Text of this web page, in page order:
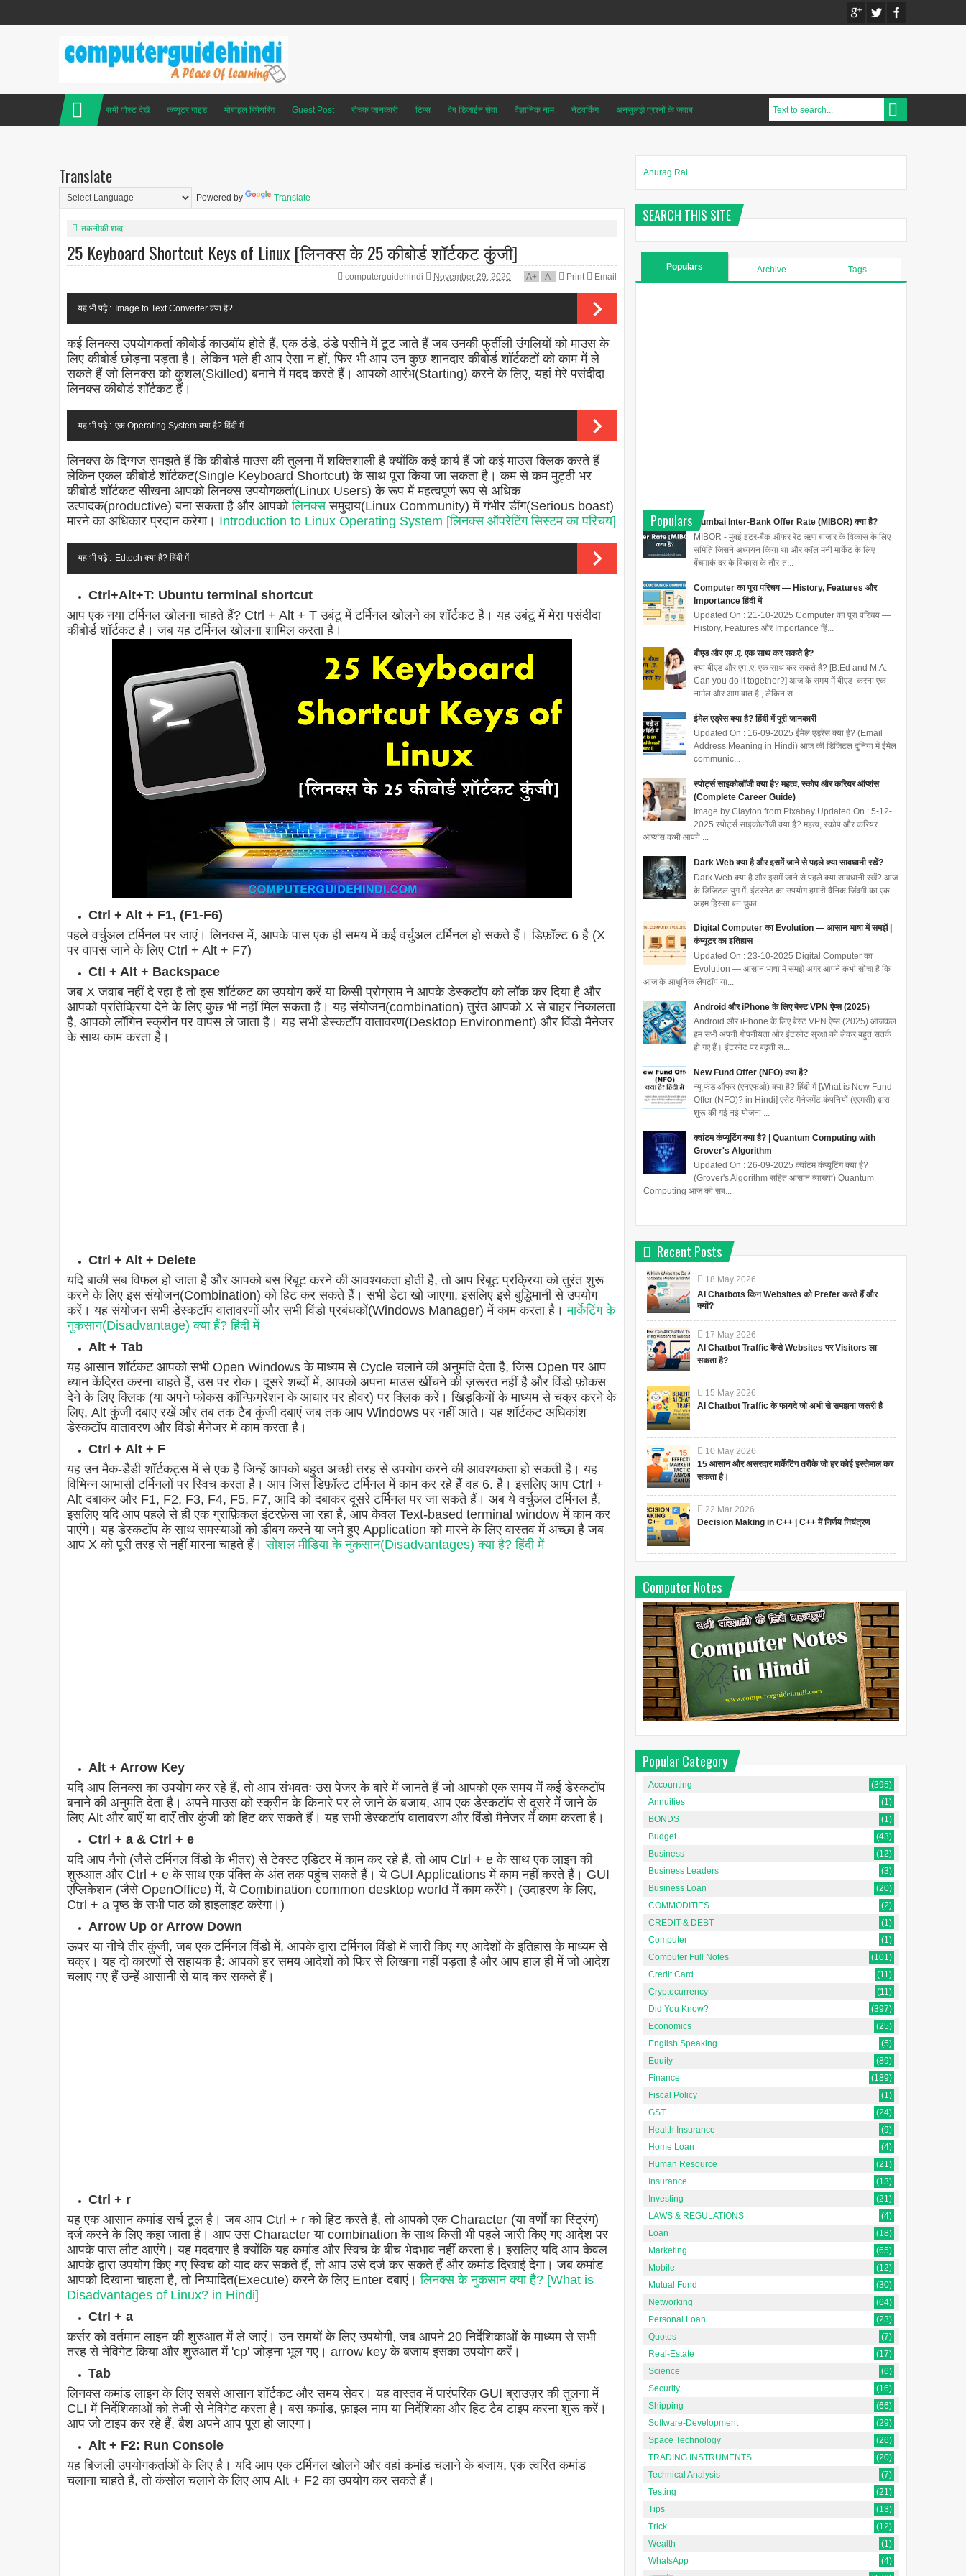
सभी पोस्ट देखें कंप्यूटर गाइड मोबाइल रिपेयरिंग Guest Post रोचक जानकारी टिप्स वेब डिजाईन सेवा वैज्ञानिक नाम नेटवर्किंग अनसुलझे प्रश्नों के जवाब
Translate
Powered by Translate
तकनीकी शब्द
25 Keyboard Shortcut Keys of Linux [लिनक्स के 25 कीबोर्ड शॉर्टकट कुंजी]
computerguidehindi November 29, 2020 A+ A- Print Email
यह भी पढ़े : Image to Text Converter क्या है?
कई लिनक्स उपयोगकर्ता कीबोर्ड काउबॉय होते हैं, एक ठंडे, ठंडे पसीने में टूट जाते हैं जब उनकी फुर्तीली उंगलियों को माउस के
लिए कीबोर्ड छोड़ना पड़ता है। लेकिन भले ही आप ऐसा न हों, फिर भी आप उन कुछ शानदार कीबोर्ड शॉर्टकटों को काम में ले
सकते हैं जो लिनक्स को कुशल(Skilled) बनाने में मदद करते हैं। आपको आरंभ(Starting) करने के लिए, यहां मेरे पसंदीदा
लिनक्स कीबोर्ड शॉर्टकट हैं।
यह भी पढ़े : एक Operating System क्या है? हिंदी में
लिनक्स के दिग्गज समझते हैं कि कीबोर्ड माउस की तुलना में शक्तिशाली है क्योंकि कई कार्य हैं जो कई माउस क्लिक करते हैं
लेकिन एकल कीबोर्ड शॉर्टकट(Single Keyboard Shortcut) के साथ पूरा किया जा सकता है। कम से कम मुट्ठी भर
कीबोर्ड शॉर्टकट सीखना आपको लिनक्स उपयोगकर्ता(Linux Users) के रूप में महत्वपूर्ण रूप से अधिक
उत्पादक(productive) बना सकता है और आपकोलिनक्ससमुदाय(Linux Community) में गंभीर डींग(Serious boast)
मारने का अधिकार प्रदान करेगा। Introduction to Linux Operating System [लिनक्स ऑपरेटिंग सिस्टम का परिचय]
यह भी पढ़े : Edtech क्या है? हिंदी में
Ctrl+Alt+T: Ubuntu terminal shortcut
आप एक नया टर्मिनल खोलना चाहते हैं? Ctrl + Alt + T उबंटू में टर्मिनल खोलने का शॉर्टकट है। यह उबंटू में मेरा पसंदीदा
कीबोर्ड शॉर्टकट है। जब यह टर्मिनल खोलना शामिल करता है।
Ctrl + Alt + F1, (F1-F6)
पहले वर्चुअल टर्मिनल पर जाएं। लिनक्स में, आपके पास एक ही समय में कई वर्चुअल टर्मिनल हो सकते हैं। डिफ़ॉल्ट 6 है (X
पर वापस जाने के लिए Ctrl + Alt + F7)
Ctl + Alt + Backspace
जब X जवाब नहीं दे रहा है तो इस शॉर्टकट का उपयोग करें या किसी प्रोग्राम ने आपके डेस्कटॉप को लॉक कर दिया है और
आपको प्रतिक्रिया देने के लिए कुछ भी नहीं मिल सकता है। यह संयोजन(combination) तुरंत आपको X से बाहर निकालता
है, आपको लॉगिन स्क्रीन पर वापस ले जाता है। यह सभी डेस्कटॉप वातावरण(Desktop Environment) और विंडो मैनेजर
के साथ काम करता है।
Ctrl + Alt + Delete
यदि बाकी सब विफल हो जाता है और आपको बस रिबूट करने की आवश्यकता होती है, तो आप रिबूट प्रक्रिया को तुरंत शुरू
करने के लिए इस संयोजन(Combination) को हिट कर सकते हैं। सभी डेटा खो जाएगा, इसलिए इसे बुद्धिमानी से उपयोग
करें। यह संयोजन सभी डेस्कटॉप वातावरणों और सभी विंडो प्रबंधकों(Windows Manager) में काम करता है।मार्केटिंग के
नुकसान(Disadvantage) क्या हैं? हिंदी में
Alt + Tab
यह आसान शॉर्टकट आपको सभी Open Windows के माध्यम से Cycle चलाने की अनुमति देता है, जिस Open पर आप
ध्यान केंद्रित करना चाहते हैं, उस पर रोक। दूसरे शब्दों में, आपको अपना माउस खींचने की ज़रूरत नहीं है और विंडो फ़ोकस
देने के लिए क्लिक (या अपने फोकस कॉन्फ़िगरेशन के आधार पर होवर) पर क्लिक करें। खिड़कियों के माध्यम से चक्र करने के
लिए, Alt कुंजी दबाए रखें और तब तक टैब कुंजी दबाएं जब तक आप Windows पर नहीं आते। यह शॉर्टकट अधिकांश
डेस्कटॉप वातावरण और विंडो मैनेजर में काम करता है।
Ctrl + Alt + F
यह उन मैक-डैडी शॉर्टकट्स में से एक है जिन्हें आपको बहुत अच्छी तरह से उपयोग करने की आवश्यकता हो सकती है। यह
विभिन्न आभासी टर्मिनलों पर स्विच करता है। आप जिस डिफ़ॉल्ट टर्मिनल में काम कर रहे हैं वह 6. है। इसलिए आप Ctrl +
Alt दबाकर और F1, F2, F3, F4, F5, F7, आदि को दबाकर दूसरे टर्मिनल पर जा सकते हैं। अब ये वर्चुअल टर्मिनल हैं,
इसलिए यदि आप पहले से ही एक ग्राफ़िकल इंटरफ़ेस जा रहा है, आप केवल Text-based terminal window में काम कर
पाएंगे। यह डेस्कटॉप के साथ समस्याओं को डीबग करने या जमे हुए Application को मारने के लिए वास्तव में अच्छा है जब
आप X को पूरी तरह से नहीं मारना चाहते हैं।सोशल मीडिया के नुकसान(Disadvantages) क्या है? हिंदी में
Alt + Arrow Key
यदि आप लिनक्स का उपयोग कर रहे हैं, तो आप संभवतः उस पेजर के बारे में जानते हैं जो आपको एक समय में कई डेस्कटॉप
बनाने की अनुमति देता है। अपने माउस को स्क्रीन के किनारे पर ले जाने के बजाय, आप एक डेस्कटॉप से ​​दूसरे में जाने के
लिए Alt और बाएँ या दाएँ तीर कुंजी को हिट कर सकते हैं। यह सभी डेस्कटॉप वातावरण और विंडो मैनेजर में काम करता है।
Ctrl + a & Ctrl + e
यदि आप नैनो (जैसे टर्मिनल विंडो के भीतर) से टेक्स्ट एडिटर में काम कर रहे हैं, तो आप Ctrl + e के साथ एक लाइन की
शुरुआत और Ctrl + e के साथ एक पंक्ति के अंत तक पहुंच सकते हैं। ये GUI Applications में काम नहीं करते हैं। GUI
एप्लिकेशन (जैसे OpenOffice) में, ये Combination common desktop world में काम करेंगे। (उदाहरण के लिए,
Ctrl + a पृष्ठ के सभी पाठ को हाइलाइट करेगा।)
Arrow Up or Arrow Down
ऊपर या नीचे तीर कुंजी, जब एक टर्मिनल विंडो में, आपके द्वारा टर्मिनल विंडो में जारी किए गए आदेशों के इतिहास के माध्यम से
चक्र। यह दो कारणों से सहायक है: आपको हर समय आदेशों को फिर से लिखना नहीं पड़ता है और आप हाल ही में जो आदेश
चलाए गए हैं उन्हें आसानी से याद कर सकते हैं।
Ctrl + r
यह एक आसान कमांड सर्च टूल है। जब आप Ctrl + r को हिट करते हैं, तो आपको एक Character (या वर्णों का स्ट्रिंग)
दर्ज करने के लिए कहा जाता है। आप उस Character या combination के साथ किसी भी पहले जारी किए गए आदेश पर
आपके पास लौट आएंगे। यह मददगार है क्योंकि यह कमांड और स्विच के बीच भेदभाव नहीं करता है। इसलिए यदि आप केवल
आपके द्वारा उपयोग किए गए स्विच को याद कर सकते हैं, तो आप उसे दर्ज कर सकते हैं और कमांड दिखाई देगा। जब कमांड
आपको दिखाना चाहता है, तो निष्पादित(Execute) करने के लिए Enter दबाएं।लिनक्स के नुकसान क्या है? [What is
Disadvantages of Linux? in Hindi]
Ctrl + a
कर्सर को वर्तमान लाइन की शुरुआत में ले जाएं। उन समयों के लिए उपयोगी, जब आपने 20 निर्देशिकाओं के माध्यम से सभी
तरह से नेविगेट किया और शुरुआत में 'cp' जोड़ना भूल गए। arrow key के बजाय इसका उपयोग करें।
Tab
लिनक्स कमांड लाइन के लिए सबसे आसान शॉर्टकट और समय सेवर। यह वास्तव में पारंपरिक GUI ब्राउज़र की तुलना में
CLI में निर्देशिकाओं को तेजी से नेविगेट करता है। बस कमांड, फ़ाइल नाम या निर्देशिका और हिट टैब टाइप करना शुरू करें।
आप जो टाइप कर रहे हैं, बैश अपने आप पूरा हो जाएगा।
Alt + F2: Run Console
यह बिजली उपयोगकर्ताओं के लिए है। यदि आप एक टर्मिनल खोलने और वहां कमांड चलाने के बजाय, एक त्वरित कमांड
चलाना चाहते हैं, तो कंसोल चलाने के लिए आप Alt + F2 का उपयोग कर सकते हैं।
Anurag Rai
SEARCH THIS SITE
Populars Archive Tags
Populars
Mumbai Inter-Bank Offer Rate (MIBOR) क्या है?
MIBOR - मुंबई इंटर-बैंक ऑफर रेट ऋण बाजार के विकास के लिए
समिति जिसने अध्ययन किया था और कॉल मनी मार्केट के लिए
बेंचमार्क दर के विकास के तौर-त...
Computer का पूरा परिचय — History, Features और
Importance हिंदी में
Updated On : 21-10-2025 Computer का पूरा परिचय —
History, Features और Importance हिं...
बीएड और एम .ए. एक साथ कर सकते है?
क्या बीएड और एम .ए. एक साथ कर सकते है? [B.Ed and M.A.
Can you do it together?] आज के समय में बीएड करना एक
नार्मल और आम बात है , लेकिन स...
ईमेल एड्रेस क्या है? हिंदी में पूरी जानकारी
Updated On : 16-09-2025 ईमेल एड्रेस क्या है? (Email
Address Meaning in Hindi) आज की डिजिटल दुनिया में ईमेल
communic...
स्पोर्ट्स साइकोलॉजी क्या है? महत्व, स्कोप और करियर ऑप्शंस
(Complete Career Guide)
Image by Clayton from Pixabay Updated On : 5-12-
2025 स्पोर्ट्स साइकोलॉजी क्या है? महत्व, स्कोप और करियर
ऑप्शंस कभी आपने ...
Dark Web क्या है और इसमें जाने से पहले क्या सावधानी रखें?
Dark Web क्या है और इसमें जाने से पहले क्या सावधानी रखें? आज
के डिजिटल युग में, इंटरनेट का उपयोग हमारी दैनिक जिंदगी का एक
अहम हिस्सा बन चुका...
Digital Computer का Evolution — आसान भाषा में समझें |
कंप्यूटर का इतिहास
Updated On : 23-10-2025 Digital Computer का
Evolution — आसान भाषा में समझें अगर आपने कभी सोचा है कि
आज के आधुनिक लैपटॉप या...
Android और iPhone के लिए बेस्ट VPN ऐप्स (2025)
Android और iPhone के लिए बेस्ट VPN ऐप्स (2025) आजकल
हम सभी अपनी गोपनीयता और इंटरनेट सुरक्षा को लेकर बहुत सतर्क
हो गए हैं। इंटरनेट पर बढ़ती स...
New Fund Offer (NFO) क्या है?
न्यू फंड ऑफर (एनएफओ) क्या है? हिंदी में [What is New Fund
Offer (NFO)? in Hindi] एसेट मैनेजमेंट कंपनियों (एएमसी) द्वारा
शुरू की गई नई योजना ...
क्वांटम कंप्यूटिंग क्या है? | Quantum Computing with
Grover's Algorithm
Updated On : 26-09-2025 क्वांटम कंप्यूटिंग क्या है?
(Grover's Algorithm सहित आसान व्याख्या) Quantum
Computing आज की सब...
Recent Posts
18 May 2026
AI Chatbots किन Websites को Prefer करते हैं और
क्यों?
17 May 2026
AI Chatbot Traffic कैसे Websites पर Visitors ला
सकता है?
15 May 2026
AI Chatbot Traffic के फायदे जो अभी से समझना जरूरी है
10 May 2026
15 आसान और असरदार मार्केटिंग तरीके जो हर कोई इस्तेमाल कर
सकता है।
22 Mar 2026
Decision Making in C++ | C++ में निर्णय नियंत्रण
Computer Notes
Popular Category
Accounting
(395)
Annuities
(1)
BONDS
(1)
Budget
(43)
Business
(12)
Business Leaders
(3)
Business Loan
(20)
COMMODITIES
(2)
CREDIT & DEBT
(1)
Computer
(1)
Computer Full Notes
(101)
Credit Card
(11)
Cryptocurrency
(11)
Did You Know?
(397)
Economics
(25)
English Speaking
(5)
Equity
(89)
Finance
(189)
Fiscal Policy
(1)
GST
(24)
Health Insurance
(9)
Home Loan
(4)
Human Resource
(21)
Insurance
(13)
Investing
(21)
LAWS & REGULATIONS
(4)
Loan
(18)
Marketing
(65)
Mobile
(12)
Mutual Fund
(30)
Networking
(64)
Personal Loan
(23)
Quotes
(7)
Real-Estate
(17)
Science
(6)
Security
(16)
Shipping
(66)
Software-Development
(29)
Space Technology
(26)
TRADING INSTRUMENTS
(20)
Technical Analysis
(7)
Testing
(21)
Tips
(13)
Trick
(12)
Wealth
(1)
WhatsApp
(4)